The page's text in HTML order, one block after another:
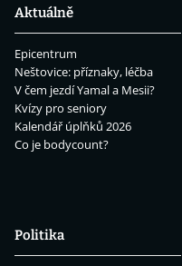
Aktuálně
Epicentrum
Neštovice: příznaky, léčba
V čem jezdí Yamal a Mesii?
Kvízy pro seniory
Kalendář úplňků 2026
Co je bodycount?
Politika